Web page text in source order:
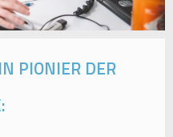
PIONIER DER